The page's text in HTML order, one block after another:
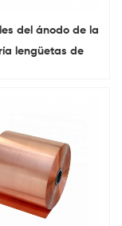
del ánodo de la
lengüetas de